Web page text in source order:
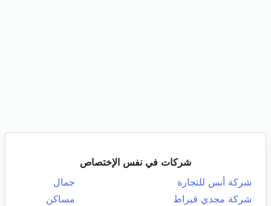
شركات في نفس الإختصاص
شركة أنس للتجارة
جمال
شركة مجدي قيراط
مساكن